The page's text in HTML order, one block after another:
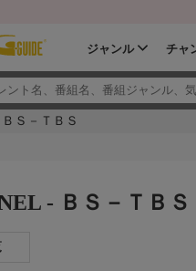
ジャンル チャ
Ｓ－ＴＢＳ
- ＢＳ－ＴＢＳ